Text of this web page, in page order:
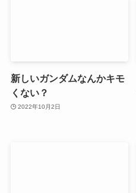
新しいガンダムなんかキモ
くない？
2022年10月2日